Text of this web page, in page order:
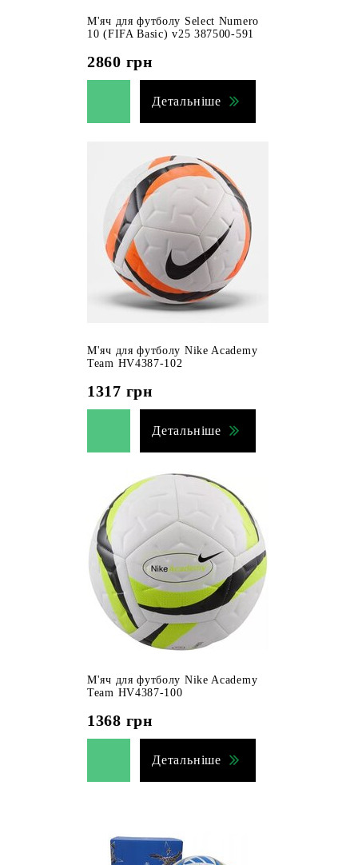
М'яч для футболу Select Numero
10 (FIFA Basic) v25 387500-591
2860 грн
Детальніше
М'яч для футболу Nike Academy
Team HV4387-102
1317 грн
Детальніше
М'яч для футболу Nike Academy
Team HV4387-100
1368 грн
Детальніше